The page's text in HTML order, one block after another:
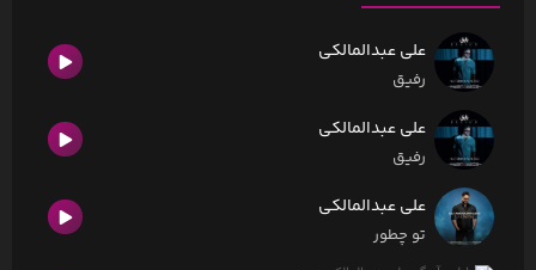
علی عبدالمالکی
رفیق
علی عبدالمالکی
رفیق
علی عبدالمالکی
تو چطور